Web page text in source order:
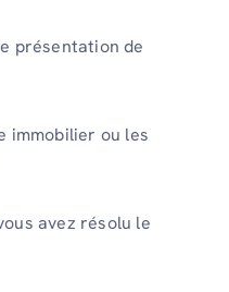
présentation de
immobilier ou les
avez résolu le